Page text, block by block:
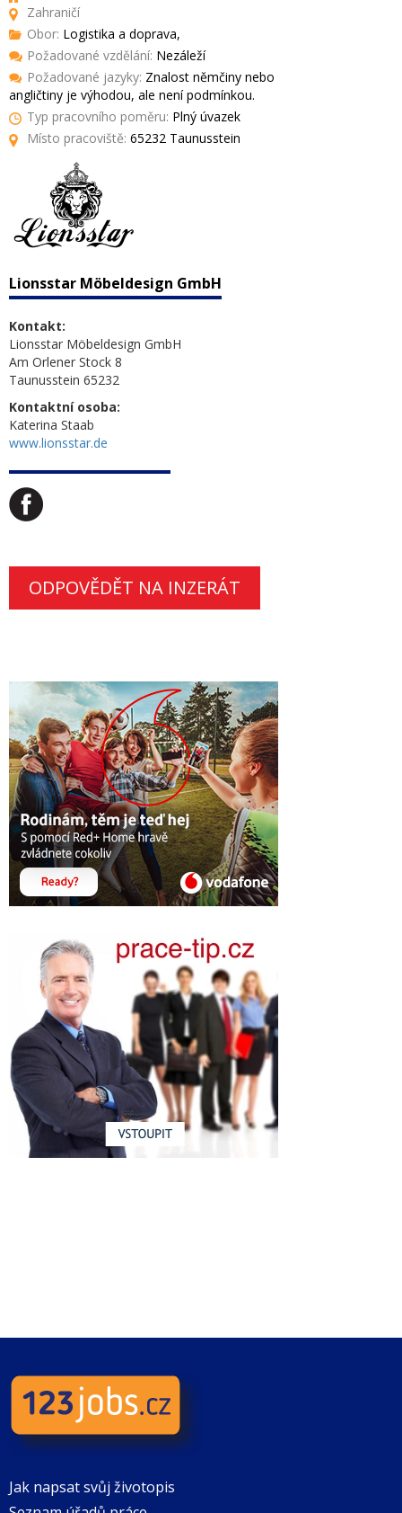
Zahraničí
Obor: Logistika a doprava,
Požadované vzdělání: Nezáleží
Požadované jazyky: Znalost němčiny nebo
angličtiny je výhodou, ale není podmínkou.
Typ pracovního poměru: Plný úvazek
Místo pracoviště: 65232 Taunusstein
Lionsstar Möbeldesign GmbH
Kontakt:
Lionsstar Möbeldesign GmbH
Am Orlener Stock 8
Taunusstein 65232
Kontaktní osoba:
Katerina Staab
www.lionsstar.de
ODPOVĚDĚT NA INZERÁT
Jak napsat svůj životopis